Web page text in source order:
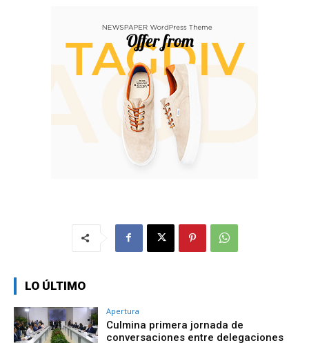
LO ÚLTIMO
Apertura
Culmina primera jornada de
conversaciones entre delegaciones